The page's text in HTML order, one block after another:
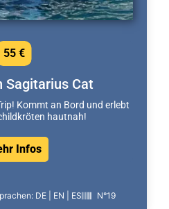
Sagitarius Cat
Kommt an Bord und erlebt
hautnah!
Infos
55 €
DE | EN | ES N°19